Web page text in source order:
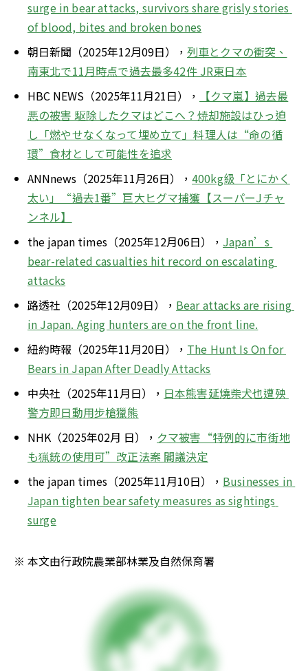
surge in bear attacks, survivors share grisly stories
of blood, bites and broken bones
朝日新聞（2025年12月09日）， 列車とクマの衝突、
南東北で11月時点で過去最多42件 JR東日本
HBC NEWS（2025年11月21日），
【クマ嵐】過去最
悪の被害 駆除したクマはどこへ？焼却施設はひっ迫
し「燃やせなくなって埋め立て」料理人は“命の循
環”食材として可能性を追求
ANNnews（2025年11月26日）， 400kg級「とにかく
太い」“過去1番”巨大ヒグマ捕獲【スーパーJチャ
ンネル】
the japan times（2025年12月06日）， Japan’s
bear-related casualties hit record on escalating
attacks
路透社（2025年12月09日）， Bear attacks are rising
in Japan. Aging hunters are on the front line.
紐約時報（2025年11月20日）， The Hunt Is On for
Bears in Japan After Deadly Attacks
中央社（2025年11月日）， 日本熊害延燒柴犬也遭殃
警方即日動用步槍獵熊
NHK（2025年02月 日）， クマ被害“特例的に市街地
も猟銃の使用可”改正法案 閣議決定
the japan times（2025年11月10日）， Businesses in
Japan tighten bear safety measures as sightings
surge
※ 本文由行政院農業部林業及自然保育署